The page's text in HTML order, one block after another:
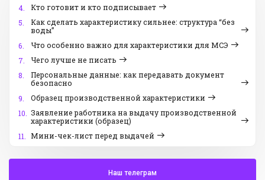
4.
Кто готовит и кто подписывает
5.
Как сделать характеристику сильнее: структура “без
воды”
6.
Что особенно важно для характеристики для МСЭ
7.
Чего лучше не писать
8.
Персональные данные: как передавать документ
безопасно
9.
Образец производственной характеристики
10. Заявление работника на выдачу производственной
характеристики (образец)
11. Мини-чек-лист перед выдачей
Наш телеграм